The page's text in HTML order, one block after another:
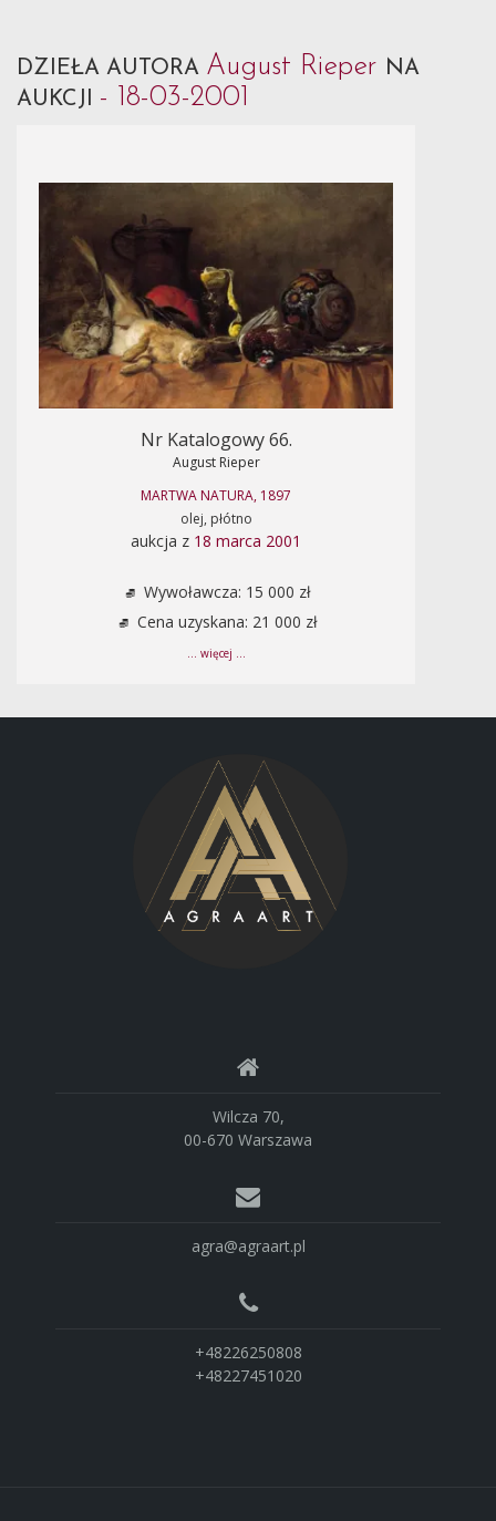
DZIEŁA AUTORA August Rieper NA
AUKCJI - 18-03-2001
Nr Katalogowy 66.
August Rieper
MARTWA NATURA, 1897
olej, płótno
aukcja z 18 marca 2001
Wywoławcza: 15 000 zł
Cena uzyskana: 21 000 zł
... więcej ...
Wilcza 70,
00-670 Warszawa
agra@agraart.pl
+48226250808
+48227451020